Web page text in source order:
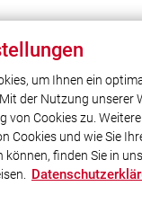
Stadt Beilngries
um Ihnen ein
der Nutzung unserer
von Cookies zu.
Cookies und wie Sie
finden Sie in